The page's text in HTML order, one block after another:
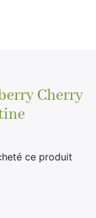
Cherry
ce produit